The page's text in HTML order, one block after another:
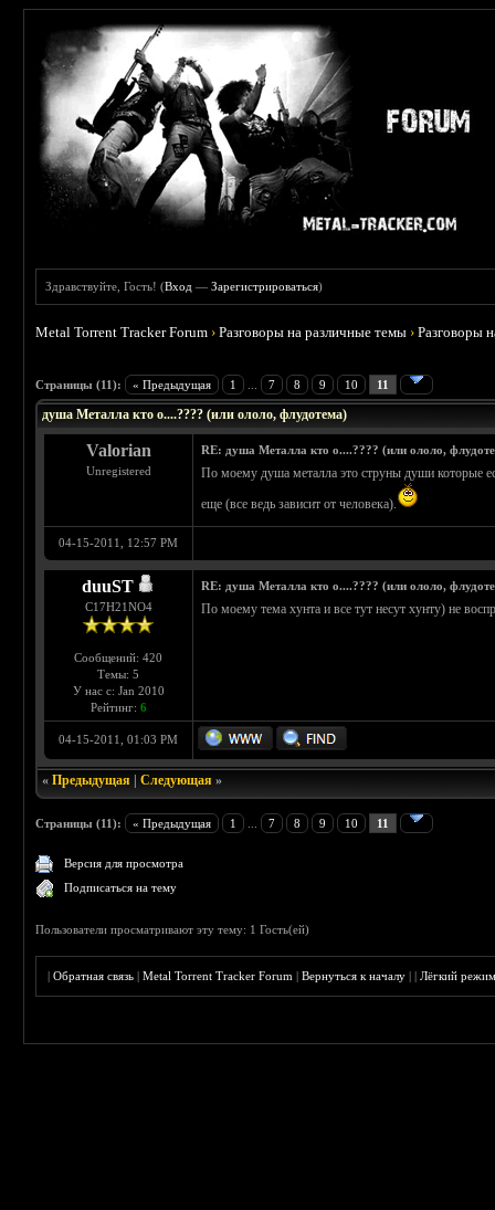
Здравствуйте, Гость! (Вход —Зарегистрироваться)
Metal Torrent Tracker Forum ›Разговоры на различные темы ›Разговоры
Страницы (11): « Предыдущая 1 7 8 9 10 11
душа Металла кто о....???? (или ололо, флудотема)
Valorian
Unregistered
RE: душа Металла кто о....???? (или ололо,
По моему душа металла это струны души которые
еще (все ведь зависит от человека).
04-15-2011, 12:57 PM
duuST
С17H21NO4
Сообщений: 420
Темы: 5
У нас с: Jan 2010
Рейтинг: 6
RE: душа Металла кто о....???? (или ололо,
По моему тема хунта и все тут несут хунту) не
04-15-2011, 01:03 PM
«Предыдущая |Следующая »
Страницы (11): « Предыдущая 1 7 8 9 10 11
Версия для просмотра
Подписаться на тему
Пользователи просматривают эту тему: 1 Гость(ей)
|Обратная связь |Metal Torrent Tracker Forum |Вернуться к началу ||Лёгкий